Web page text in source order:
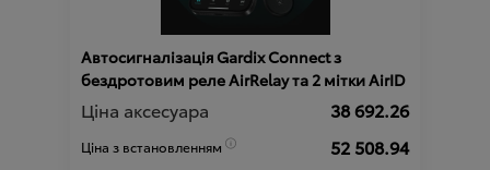
Автосигналізація Gardix Connect з
бездротовим реле AirRelay та 2 мітки AirID
Ціна аксесуара 38 692.26
Ціна з встановленням 52 508.94